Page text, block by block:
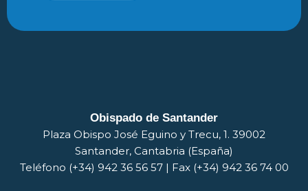
Obispado de Santander
Plaza Obispo José Eguino y Trecu, 1. 39002
Santander, Cantabria (España)
Teléfono (+34) 942 36 56 57 | Fax (+34) 942 36 74 00